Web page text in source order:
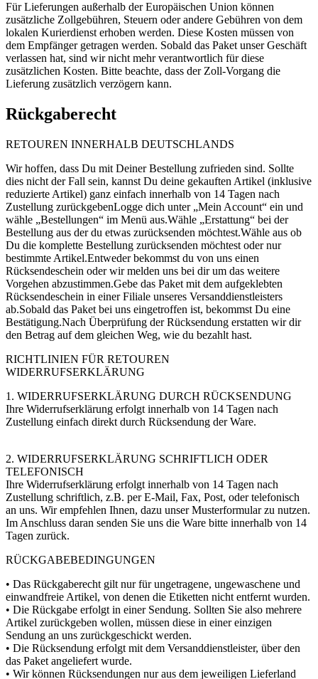
Für Lieferungen außerhalb der Europäischen Union können
zusätzliche Zollgebühren, Steuern oder andere Gebühren von dem
lokalen Kurierdienst erhoben werden. Diese Kosten müssen von
dem Empfänger getragen werden. Sobald das Paket unser Geschäft
verlassen hat, sind wir nicht mehr verantwortlich für diese
zusätzlichen Kosten. Bitte beachte, dass der Zoll-Vorgang die
Lieferung zusätzlich verzögern kann.
Rückgaberecht
RETOUREN INNERHALB DEUTSCHLANDS
Wir hoffen, dass Du mit Deiner Bestellung zufrieden sind. Sollte
dies nicht der Fall sein, kannst Du deine gekauften Artikel (inklusive
reduzierte Artikel) ganz einfach innerhalb von 14 Tagen nach
Zustellung zurückgebenLogge dich unter „Mein Account“ ein und
wähle „Bestellungen“ im Menü aus.Wähle „Erstattung“ bei der
Bestellung aus der du etwas zurücksenden möchtest.Wähle aus ob
Du die komplette Bestellung zurücksenden möchtest oder nur
bestimmte Artikel.Entweder bekommst du von uns einen
Rücksendeschein oder wir melden uns bei dir um das weitere
Vorgehen abzustimmen.Gebe das Paket mit dem aufgeklebten
Rücksendeschein in einer Filiale unseres Versanddienstleisters
ab.Sobald das Paket bei uns eingetroffen ist, bekommst Du eine
Bestätigung.Nach Überprüfung der Rücksendung erstatten wir dir
den Betrag auf dem gleichen Weg, wie du bezahlt hast.
RICHTLINIEN FÜR RETOUREN
WIDERRUFSERKLÄRUNG
1. WIDERRUFSERKLÄRUNG DURCH RÜCKSENDUNG
Ihre Widerrufserklärung erfolgt innerhalb von 14 Tagen nach
Zustellung einfach direkt durch Rücksendung der Ware.
2. WIDERRUFSERKLÄRUNG SCHRIFTLICH ODER
TELEFONISCH
Ihre Widerrufserklärung erfolgt innerhalb von 14 Tagen nach
Zustellung schriftlich, z.B. per E-Mail, Fax, Post, oder telefonisch
an uns. Wir empfehlen Ihnen, dazu unser Musterformular zu nutzen.
Im Anschluss daran senden Sie uns die Ware bitte innerhalb von 14
Tagen zurück.
RÜCKGABEBEDINGUNGEN
• Das Rückgaberecht gilt nur für ungetragene, ungewaschene und
einwandfreie Artikel, von denen die Etiketten nicht entfernt wurden.
• Die Rückgabe erfolgt in einer Sendung. Sollten Sie also mehrere
Artikel zurückgeben wollen, müssen diese in einer einzigen
Sendung an uns zurückgeschickt werden.
• Die Rücksendung erfolgt mit dem Versanddienstleister, über den
das Paket angeliefert wurde.
• Wir können Rücksendungen nur aus dem jeweiligen Lieferland